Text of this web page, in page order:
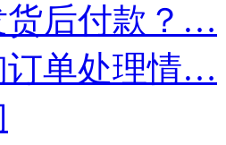
货后付款？…
订单处理情…